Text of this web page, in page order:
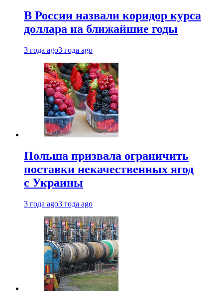
В России назвали коридор курса
доллара на ближайшие годы
3 года ago3 года ago
Польша призвала ограничить
поставки некачественных ягод
с Украины
3 года ago3 года ago